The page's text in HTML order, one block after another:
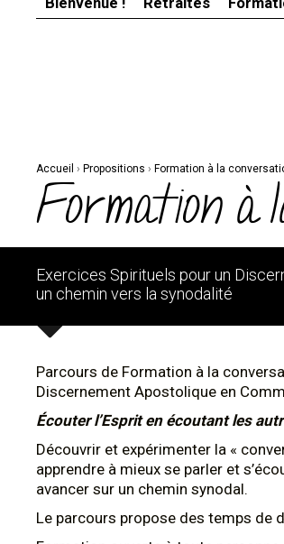
Accueil › Propositions › Formation à la
Formation à
Exercices Spirituels pour un
un chemin vers la synodalité
Parcours de Formation à la
Discernement Apostolique en
Écouter l’Esprit en écoutant les
Découvrir et expérimenter la «
apprendre à mieux se parler et
avancer sur un chemin synodal.
Le parcours propose des temps de